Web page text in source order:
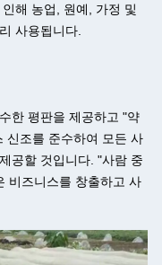
해 농업, 원예, 가정 및
사용됩니다.
한 평판을 제공하고 "약
신조를 준수하여 모든 사
공할 것입니다. "사람 중
비즈니스를 창출하고 사